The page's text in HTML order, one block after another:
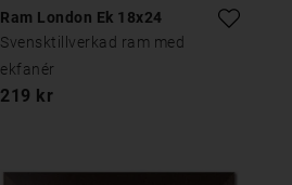
Ram London Ek 18x24
Svensktillverkad ram med
ekfanér
219 kr